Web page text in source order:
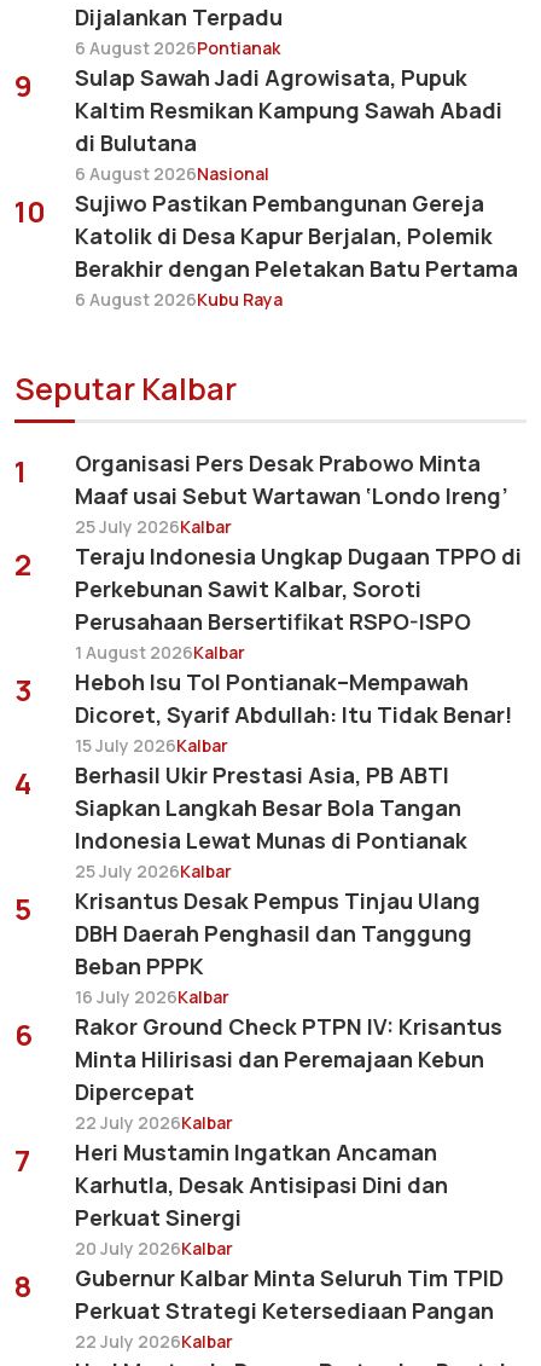
Dijalankan Terpadu
6 August 2026Pontianak
9
Sulap Sawah Jadi Agrowisata, Pupuk
Kaltim Resmikan Kampung Sawah Abadi
di Bulutana
6 August 2026Nasional
10
Sujiwo Pastikan Pembangunan Gereja
Katolik di Desa Kapur Berjalan, Polemik
Berakhir dengan Peletakan Batu Pertama
6 August 2026Kubu Raya
Seputar Kalbar
1
Organisasi Pers Desak Prabowo Minta
Maaf usai Sebut Wartawan ‘Londo Ireng’
25 July 2026Kalbar
2
Teraju Indonesia Ungkap Dugaan TPPO di
Perkebunan Sawit Kalbar, Soroti
Perusahaan Bersertifikat RSPO-ISPO
1 August 2026Kalbar
3
Heboh Isu Tol Pontianak–Mempawah
Dicoret, Syarif Abdullah: Itu Tidak Benar!
15 July 2026Kalbar
4
Berhasil Ukir Prestasi Asia, PB ABTI
Siapkan Langkah Besar Bola Tangan
Indonesia Lewat Munas di Pontianak
25 July 2026Kalbar
5
Krisantus Desak Pempus Tinjau Ulang
DBH Daerah Penghasil dan Tanggung
Beban PPPK
16 July 2026Kalbar
6
Rakor Ground Check PTPN IV: Krisantus
Minta Hilirisasi dan Peremajaan Kebun
Dipercepat
22 July 2026Kalbar
7
Heri Mustamin Ingatkan Ancaman
Karhutla, Desak Antisipasi Dini dan
Perkuat Sinergi
20 July 2026Kalbar
8
Gubernur Kalbar Minta Seluruh Tim TPID
Perkuat Strategi Ketersediaan Pangan
22 July 2026Kalbar